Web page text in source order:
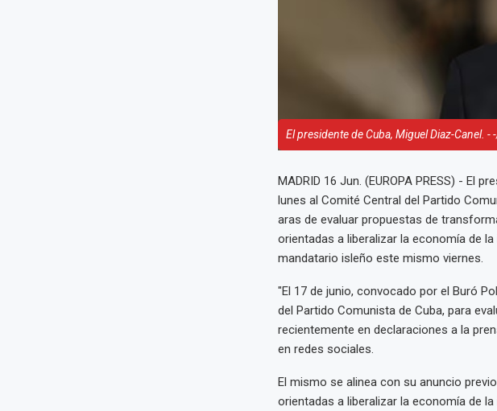
El presidente de Cuba, Miguel Diaz-Canel.
MADRID 16 Jun. (EUROPA PRESS) - El
lunes al Comité Central del Partido
aras de evaluar propuestas de
orientadas a liberalizar la economía de
mandatario isleño este mismo viernes.
"El 17 de junio, convocado por el Buró
del Partido Comunista de Cuba, para
recientemente en declaraciones a la
en redes sociales.
El mismo se alinea con su anuncio
orientadas a liberalizar la economía de